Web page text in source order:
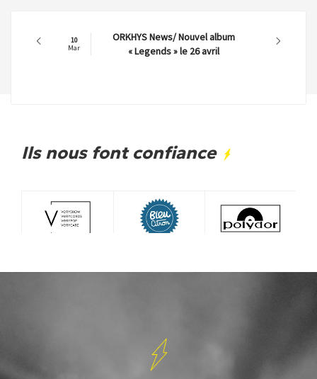
10
Mar
ORKHYS News/ Nouvel album
« Legends » le 26 avril
Ils nous font confiance